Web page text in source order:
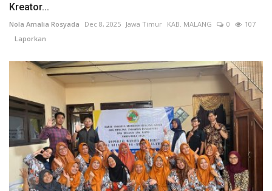
Kreator...
Nola Amalia Rosyada Dec 8, 2025 Jawa Timur KAB. MALANG 0
107
Laporkan